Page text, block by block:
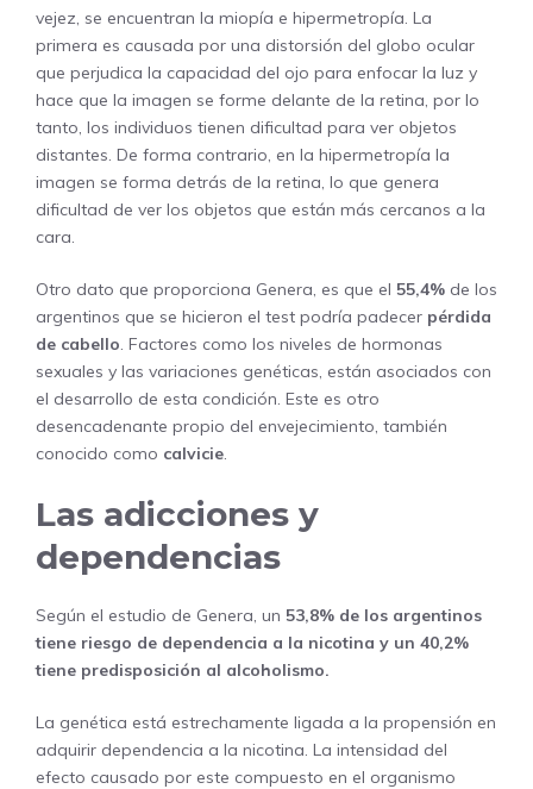
vejez, se encuentran la miopía e hipermetropía. La
primera es causada por una distorsión del globo ocular
que perjudica la capacidad del ojo para enfocar la luz y
hace que la imagen se forme delante de la retina, por lo
tanto, los individuos tienen dificultad para ver objetos
distantes. De forma contrario, en la hipermetropía la
imagen se forma detrás de la retina, lo que genera
dificultad de ver los objetos que están más cercanos a la
cara.
Otro dato que proporciona Genera, es que el 55,4% de los
argentinos que se hicieron el test podría padecer pérdida
de cabello. Factores como los niveles de hormonas
sexuales y las variaciones genéticas, están asociados con
el desarrollo de esta condición. Este es otro
desencadenante propio del envejecimiento, también
conocido como calvicie.
Las adicciones y
dependencias
Según el estudio de Genera, un 53,8% de los argentinos
tiene riesgo de dependencia a la nicotina y un 40,2%
tiene predisposición al alcoholismo.
La genética está estrechamente ligada a la propensión en
adquirir dependencia a la nicotina. La intensidad del
efecto causado por este compuesto en el organismo